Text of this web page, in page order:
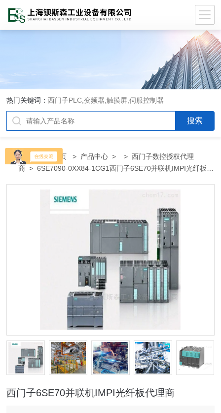
热门关键词：西门子PLC,变频器,触摸屏,伺服控制器
当前位置：首页 > 产品中心 > >西门子数控授权代理
商 > 6SE7090-0XX84-1CG1西门子6SE70并联机IMPI光纤板代
西门子6SE70并联机IMPI光纤板代理商